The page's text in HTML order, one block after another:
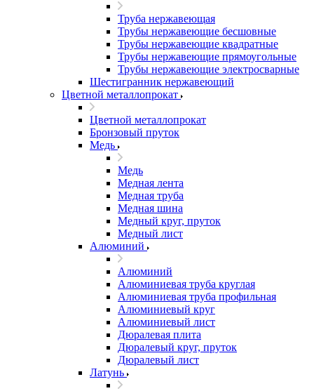
Труба нержавеющая
Трубы нержавеющие бесшовные
Трубы нержавеющие квадратные
Трубы нержавеющие прямоугольные
Трубы нержавеющие электросварные
Шестигранник нержавеющий
Цветной металлопрокат
Цветной металлопрокат
Бронзовый пруток
Медь
Медь
Медная лента
Медная труба
Медная шина
Медный круг, пруток
Медный лист
Алюминий
Алюминий
Алюминиевая труба круглая
Алюминиевая труба профильная
Алюминиевый круг
Алюминиевый лист
Дюралевая плита
Дюралевый круг, пруток
Дюралевый лист
Латунь